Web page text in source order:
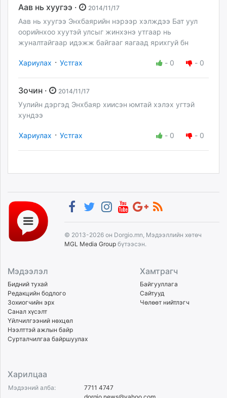
Aав нь хуугээ · 2014/11/17
Аав нь хуугээ Энхбаярийн нэрээр хэлждээ Бат уул
оорийнхоо хуутэй улсыг жинхэнэ утгаар нь
жуналтайгаар идэжж байгааг яагаад ярихгуй бн
Хариулах · Устгах - 0 - 0
Зочин · 2014/11/17
Уулийн дэргэд Энхбаяр хиисэн юмтай хэлэх угтэй
хундээ
Хариулах · Устгах - 0 - 0
© 2013-2026 он Dorgio.mn, Мэдээллийн хөтөч
MGL Media Group бүтээсэн.
Мэдээлэл
Бидний тухай
Редакцийн бодлого
Зохиогчийн эрх
Санал хүсэлт
Үйлчилгээний нөхцөл
Нээлттэй ажлын байр
Сурталчилгаа байршуулах
Хамтрагч
Байгууллага
Сайтууд
Чөлөөт нийтлэгч
Харилцаа
Мэдээний алба:
7711 4747